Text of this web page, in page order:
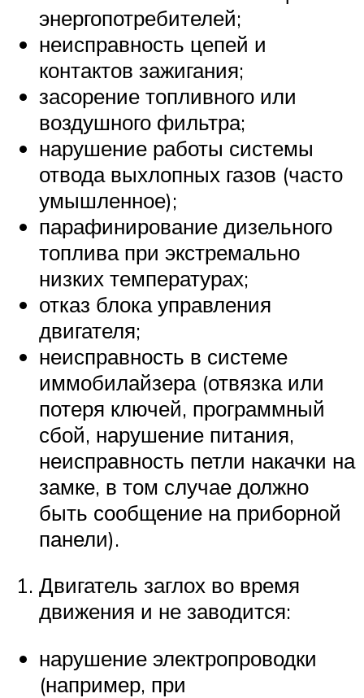
энергопотребителей;
неисправность цепей и
контактов зажигания;
засорение топливного или
воздушного фильтра;
нарушение работы системы
отвода выхлопных газов (часто
умышленное);
парафинирование дизельного
топлива при экстремально
низких температурах;
отказ блока управления
двигателя;
неисправность в системе
иммобилайзера (отвязка или
потеря ключей, программный
сбой, нарушение питания,
неисправность петли накачки на
замке, в том случае должно
быть сообщение на приборной
панели).
Двигатель заглох во время
движения и не заводится:
нарушение электропроводки
(например, при